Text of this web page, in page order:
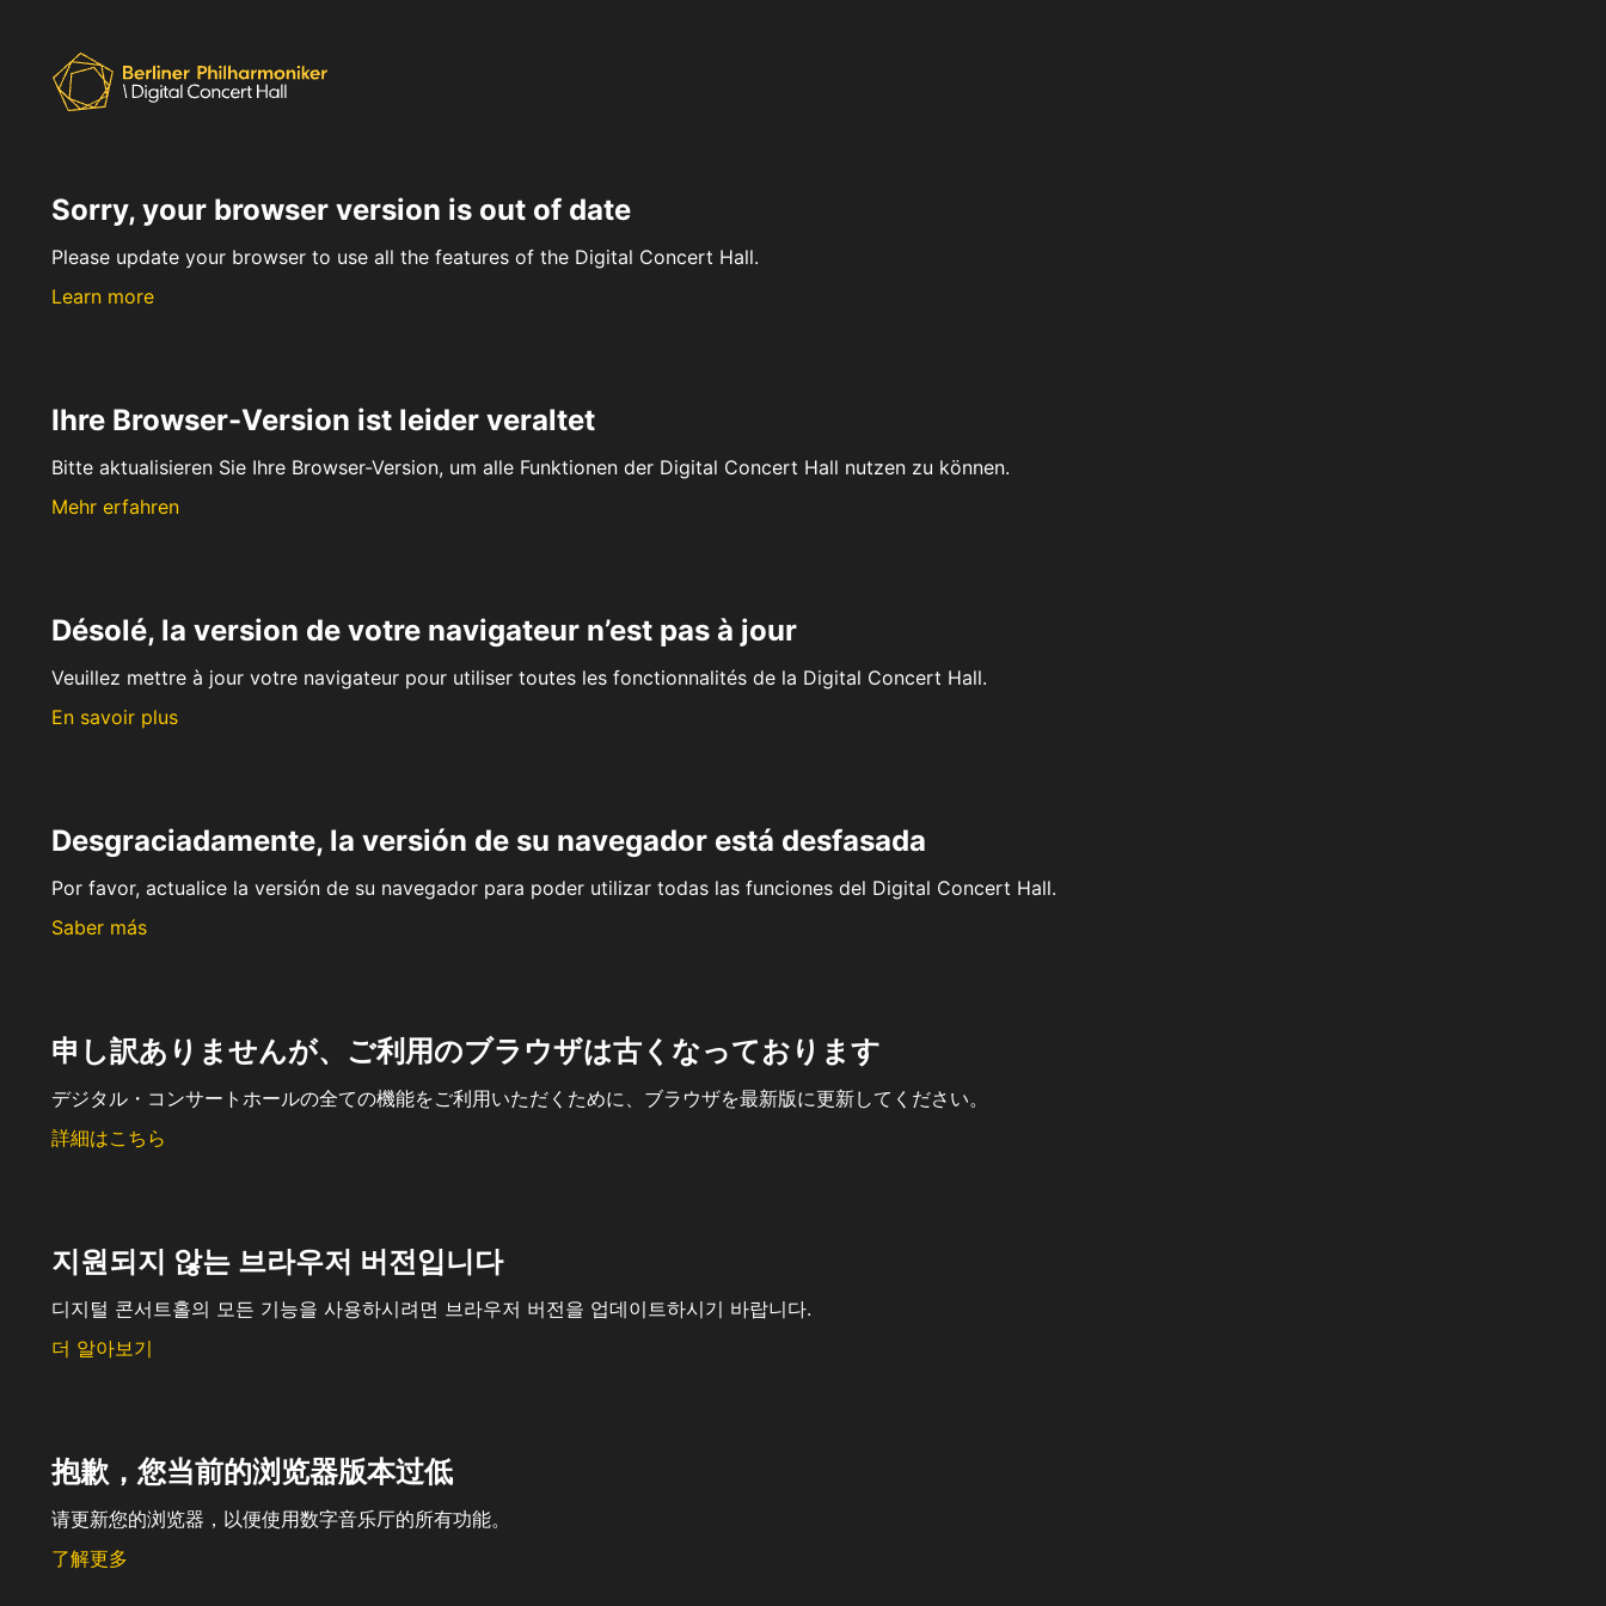
Sorry, your browser version is out of date
Please update your browser to use all the features of the Digital Concert Hall.
Learn more
Ihre Browser-Version ist leider veraltet
Bitte aktualisieren Sie Ihre Browser-Version, um alle Funktionen der Digital Concert Hall nutzen zu können.
Mehr erfahren
Désolé, la version de votre navigateur n’est pas à jour
Veuillez mettre à jour votre navigateur pour utiliser toutes les fonctionnalités de la Digital Concert Hall.
En savoir plus
Desgraciadamente, la versión de su navegador está desfasada
Por favor, actualice la versión de su navegador para poder utilizar todas las funciones del Digital Concert Hall.
Saber más
申し訳ありませんが、ご利用のブラウザは古くなっております
デジタル・コンサートホールの全ての機能をご利用いただくために、ブラウザを最新版に更新してください。
詳細はこちら
지원되지 않는 브라우저 버전입니다
디지털 콘서트홀의 모든 기능을 사용하시려면 브라우저 버전을 업데이트하시기 바랍니다.
더 알아보기
抱歉，您当前的浏览器版本过低
请更新您的浏览器，以便使用数字音乐厅的所有功能。
了解更多